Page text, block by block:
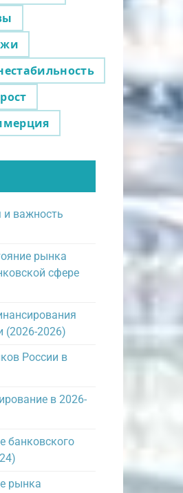
и важность
рынка
сфере
(2026-2026)
России в
в 2026-
банковского
рынка